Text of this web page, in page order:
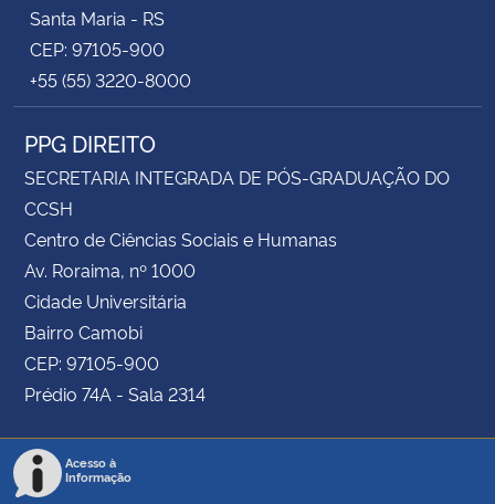
Santa Maria - RS
CEP: 97105-900
+55 (55) 3220-8000
PPG DIREITO
SECRETARIA INTEGRADA DE PÓS-GRADUAÇÃO DO
CCSH
Centro de Ciências Sociais e Humanas
Av. Roraima, nº 1000
Cidade Universitária
Bairro Camobi
CEP: 97105-900
Prédio 74A - Sala 2314
Acesso à
Informação